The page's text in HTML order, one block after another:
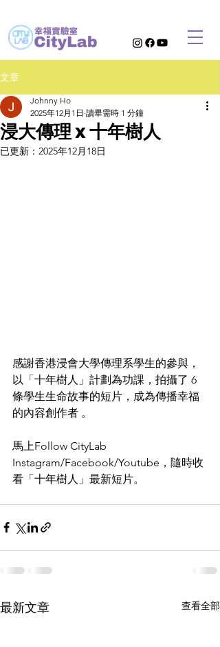
文章
浸大傳理 x 十年樹人
Johnny Ho
2025年12月1日 讀畢需時 1 分鐘
已更新： 2025年12月18日
感謝香港浸會大學傳理系學生的參與，
以「十年樹人」計劃為功課，拍攝了 6
條學生生命故事的短片，成為傳播幸福
的內容創作者 。
馬上Follow CityLab
Instagram/Facebook/Youtube，隨時收
看「十年樹人」最新短片。
最新文章 查看全部